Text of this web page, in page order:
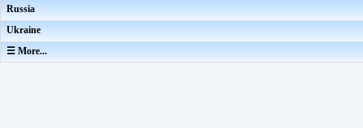
Russia
Ukraine
☰ More...